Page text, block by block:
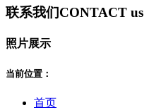
联系我们CONTACT us
照片展示
当前位置：
首页